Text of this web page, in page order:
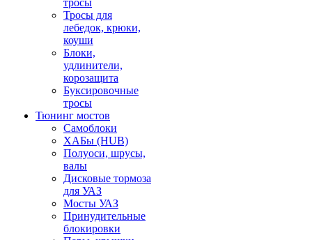
тросы
Тросы для
лебедок, крюки,
коуши
Блоки,
удлинители,
корозащита
Буксировочные
тросы
Тюнинг мостов
Самоблоки
ХАБы (HUB)
Полуоси, шрусы,
валы
Дисковые тормоза
для УАЗ
Мосты УАЗ
Принудительные
блокировки